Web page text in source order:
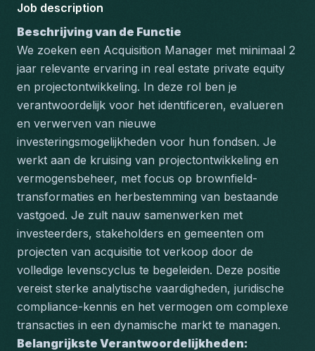
Job description
Beschrijving van de Functie
We zoeken een Acquisition Manager met minimaal 2
jaar relevante ervaring in real estate private equity
en projectontwikkeling. In deze rol ben je
verantwoordelijk voor het identificeren, evalueren
en verwerven van nieuwe
investeringsmogelijkheden voor hun fondsen. Je
werkt aan de kruising van projectontwikkeling en
vermogensbeheer, met focus op brownfield-
transformaties en herbestemming van bestaande
vastgoed. Je zult nauw samenwerken met
investeerders, stakeholders en gemeenten om
projecten van acquisitie tot verkoop door de
volledige levenscyclus te begeleiden. Deze positie
vereist sterke analytische vaardigheden, juridische
compliance-kennis en het vermogen om complexe
transacties in een dynamische markt te managen.
Belangrijkste Verantwoordelijkheden: